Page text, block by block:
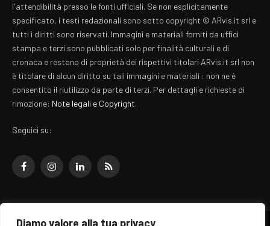
Diamo valore alla tua privacy
l'attendibilità presso le fonti ufficiali. Se non esplicitamente
specificato, i testi redazionali sono sotto copyright © ARvis.it srl e
tutti i diritti sono riservati. Immagini e materiali forniti da uffici
stampa e terzi sono pubblicati solo per finalità culturali e di
cronaca e restano di proprietà dei rispettivi titolari ARvis.it srl non
è titolare di alcun diritto su tali immagini e materiali : non ne è
consentito il riutilizzo da parte di terzi. Per dettagli e richieste di
rimozione: Note legali e Copyright.
Seguici su:
FacebookInstagramLinkedInRSS